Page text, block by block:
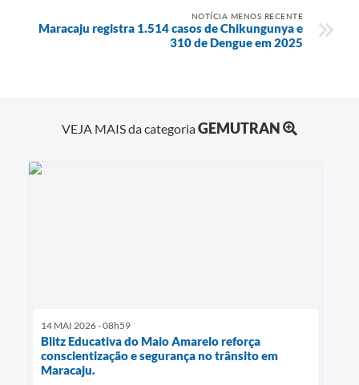
NOTÍCIA MENOS RECENTE
Maracaju registra 1.514 casos de Chikungunya e
310 de Dengue em 2025
VEJA MAIS da categoriaGEMUTRAN
14 MAI 2026 - 08h59
Blitz Educativa do Maio Amarelo reforça
conscientização e segurança no trânsito em
Maracaju.